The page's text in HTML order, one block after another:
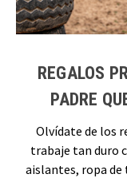
REGALOS
PADRE
Olvídate de los
trabaje tan duro
aislantes, ropa